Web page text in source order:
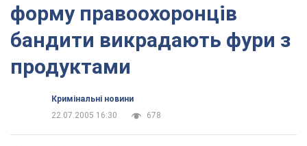
форму правоохоронців
бандити викрадають фури з
продуктами
Кримінальні новини
22.07.2005 16:30
678